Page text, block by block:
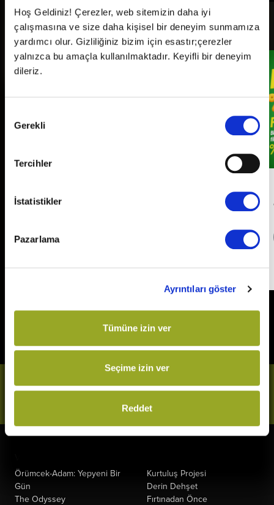
Hoş Geldiniz! Çerezler, web sitemizin daha iyi
çalışmasına ve size daha kişisel bir deneyim sunmamıza
yardımcı olur. Gizliliğiniz bizim için esastır;çerezler
yalnızca bu amaçla kullanılmaktadır. Keyifli bir deneyim
dileriz.
Seçimi
Gerekli
Tercihler
İstatistikler
Pazarlama
Ayrıntıları göster
Tümüne izin ver
Seçime izin ver
Reddet
Kampanyalar Tümü
Son Gün31 Aralık 2026
Örümcek-Adam: Yepyeni Bir
Gün
The Odyssey
Kurtuluş Projesi
Derin Dehşet
Fırtınadan Önce